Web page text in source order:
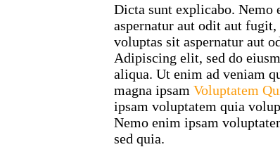
Dicta sunt explicabo. Nemo
aspernatur aut odit aut
voluptas sit aspernatur aut
Adipiscing elit, sed do
aliqua. Ut enim ad veniam
magna ipsam Voluptatem
ipsam voluptatem quia
Nemo enim ipsam
sed quia.